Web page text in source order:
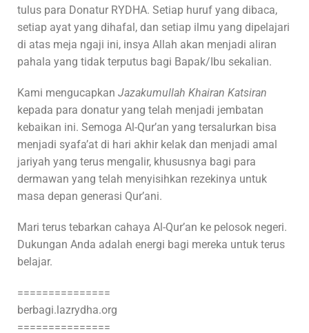
tulus para Donatur RYDHA. Setiap huruf yang dibaca,
setiap ayat yang dihafal, dan setiap ilmu yang dipelajari
di atas meja ngaji ini, insya Allah akan menjadi aliran
pahala yang tidak terputus bagi Bapak/Ibu sekalian.
Kami mengucapkan Jazakumullah Khairan Katsiran
kepada para donatur yang telah menjadi jembatan
kebaikan ini. Semoga Al-Qur’an yang tersalurkan bisa
menjadi syafa’at di hari akhir kelak dan menjadi amal
jariyah yang terus mengalir, khususnya bagi para
dermawan yang telah menyisihkan rezekinya untuk
masa depan generasi Qur’ani.
Mari terus tebarkan cahaya Al-Qur’an ke pelosok negeri.
Dukungan Anda adalah energi bagi mereka untuk terus
belajar.
===============
berbagi.lazrydha.org
===============